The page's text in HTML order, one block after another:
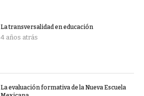
La transversalidad en educación
4 años atrás
La evaluación formativa de la Nueva Escuela